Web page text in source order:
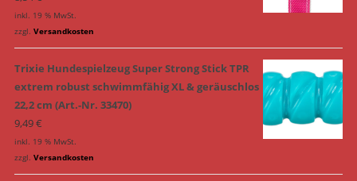
inkl. 19 % MwSt.
zzgl. Versandkosten
Trixie Hundespielzeug Super Strong Stick TPR
extrem robust schwimmfähig XL & geräuschlos
22,2 cm (Art.-Nr. 33470)
9,49€
inkl. 19 % MwSt.
zzgl. Versandkosten